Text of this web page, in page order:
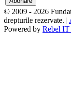
© 2009 - 2026
drepturile rezervate. |
Powered by Rebel IT